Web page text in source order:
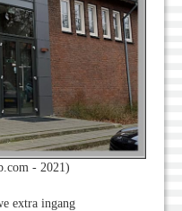
- 2021)
extra ingang